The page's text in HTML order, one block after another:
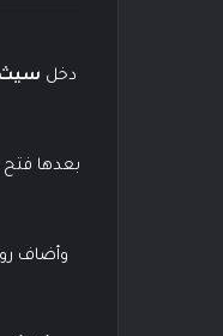
دخل سيث
بعدها فتح